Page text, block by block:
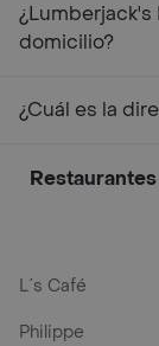
¿Lumberjack's
domicilio?
¿Cuál es la
L´s Café
Philippe